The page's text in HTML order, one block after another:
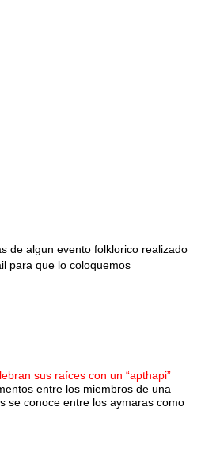
de algun evento folklorico realizado
para que lo coloquemos
sus raíces con un “apthapi”
entre los miembros de una
se conoce entre los aymaras como